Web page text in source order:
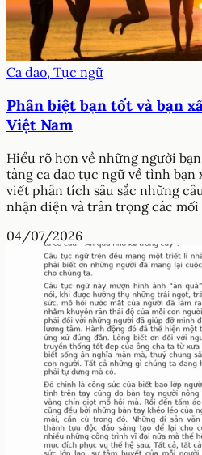
Ca dao, Tục ngữ
Phân biệt bạn tốt và bạn
Việt Nam
Hiểu rõ hơn về những người
tàng ca dao tục ngữ về tình bạn
viết phân tích sâu sắc những
nhận diện và trân trọng các mối
04/07/2026